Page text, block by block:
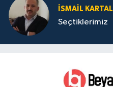
İSMAIL KARTAL
Seçtiklerimiz